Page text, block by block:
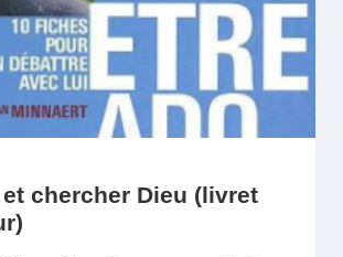
chercher Dieu (livret